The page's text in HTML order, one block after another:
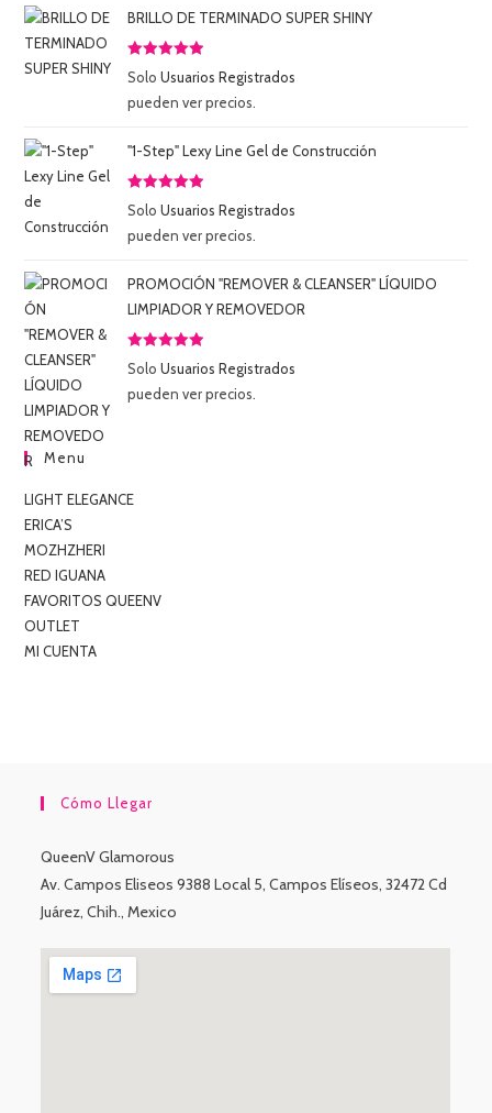
BRILLO DE TERMINADO SUPER SHINY
Valorado
5
SoloUsuarios Registrados
pueden ver precios.
"1-Step" Lexy Line Gel de Construcción
Valorado
5
SoloUsuarios Registrados
pueden ver precios.
PROMOCIÓN "REMOVER & CLEANSER" LÍQUIDO
LIMPIADOR Y REMOVEDOR
Valorado
5
SoloUsuarios Registrados
pueden ver precios.
Menu
LIGHT ELEGANCE
ERICA’S
MOZHZHERI
RED IGUANA
FAVORITOS QUEENV
OUTLET
MI CUENTA
Cómo Llegar
QueenV Glamorous
Av. Campos Eliseos 9388 Local 5, Campos Elíseos, 32472 Cd
Juárez, Chih., Mexico